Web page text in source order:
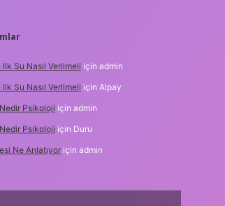
Su Nasıl Verilmeli için admin
Su Nasıl Verilmeli için Alpay
Psikoloji için admin
Psikoloji için Duru
Ne Anlatıyoriçin admin